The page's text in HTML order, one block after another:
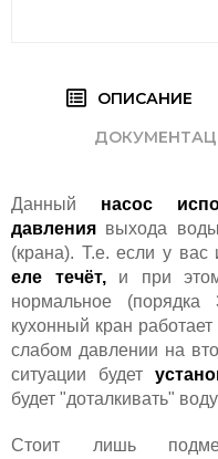
ОПИСАНИЕ
Данный насос
давления выхода воды
(крана). Т.е. если у
еле течёт,и при этом
нормальное
кухонный кран
слабом давлении на
ситуации будет
будет "доталкивать"
Стоит лишь